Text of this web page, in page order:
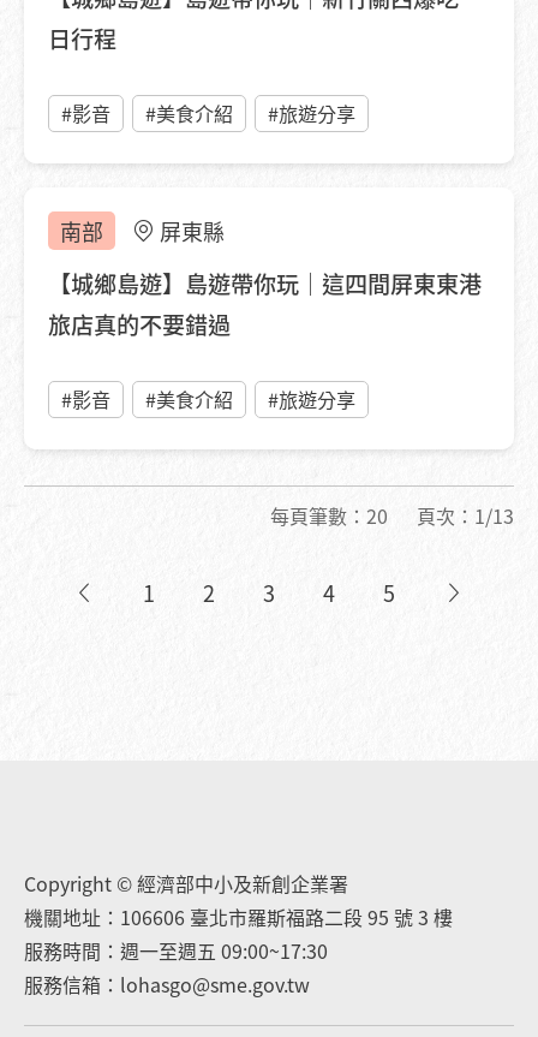
日行程
#影音 #美食介紹 #旅遊分享
南部 屏東縣
【城鄉島遊】島遊帶你玩｜這四間屏東東港
旅店真的不要錯過
#影音 #美食介紹 #旅遊分享
每頁筆數： 20 頁次： 1/13
1 2 3 4 5
Copyright © 經濟部中小及新創企業署
機關地址：106606 臺北市羅斯福路二段 95 號 3 樓
服務時間：週一至週五 09:00~17:30
服務信箱：lohasgo@sme.gov.tw